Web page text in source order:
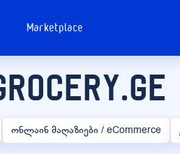
Marketplace
ონლაინ მაღაზიები / eCommerce